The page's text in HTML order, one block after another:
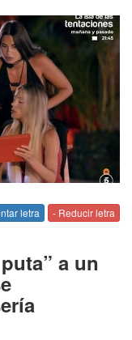
letra - Reducir letra
a un